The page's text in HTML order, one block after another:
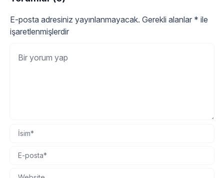
E-posta adresiniz yayınlanmayacak. Gerekli alanlar * ile
işaretlenmişlerdir